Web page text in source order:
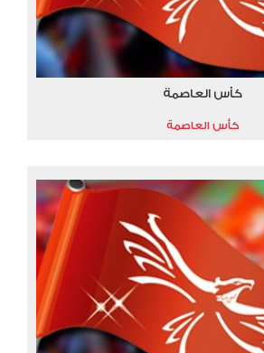
كأس العاصمة
كأس العاصمة